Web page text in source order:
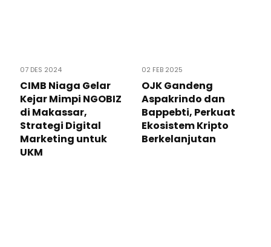
07 DES 2024
CIMB Niaga Gelar
Kejar Mimpi NGOBIZ
di Makassar,
Strategi Digital
Marketing untuk
UKM
02 FEB 2025
OJK Gandeng
Aspakrindo dan
Bappebti, Perkuat
Ekosistem Kripto
Berkelanjutan